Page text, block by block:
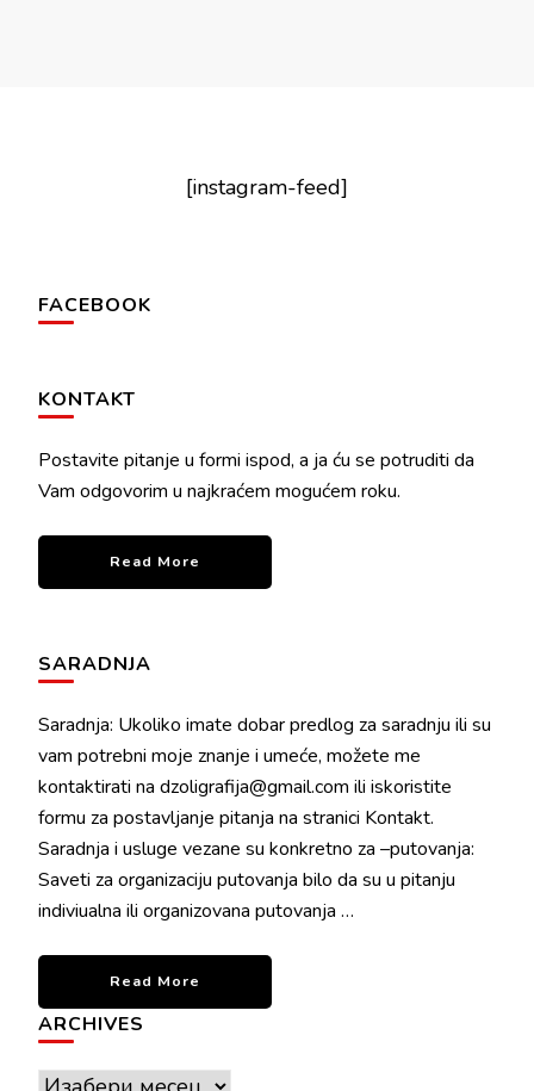
[instagram-feed]
FACEBOOK
KONTAKT
Postavite pitanje u formi ispod, a ja ću se potruditi da
Vam odgovorim u najkraćem mogućem roku.
Read More
SARADNJA
Saradnja: Ukoliko imate dobar predlog za saradnju ili su
vam potrebni moje znanje i umeće, možete me
kontaktirati na dzoligrafija@gmail.com ili iskoristite
formu za postavljanje pitanja na stranici Kontakt.
Saradnja i usluge vezane su konkretno za –putovanja:
Saveti za organizaciju putovanja bilo da su u pitanju
indiviualna ili organizovana putovanja …
Read More
ARCHIVES
Archives